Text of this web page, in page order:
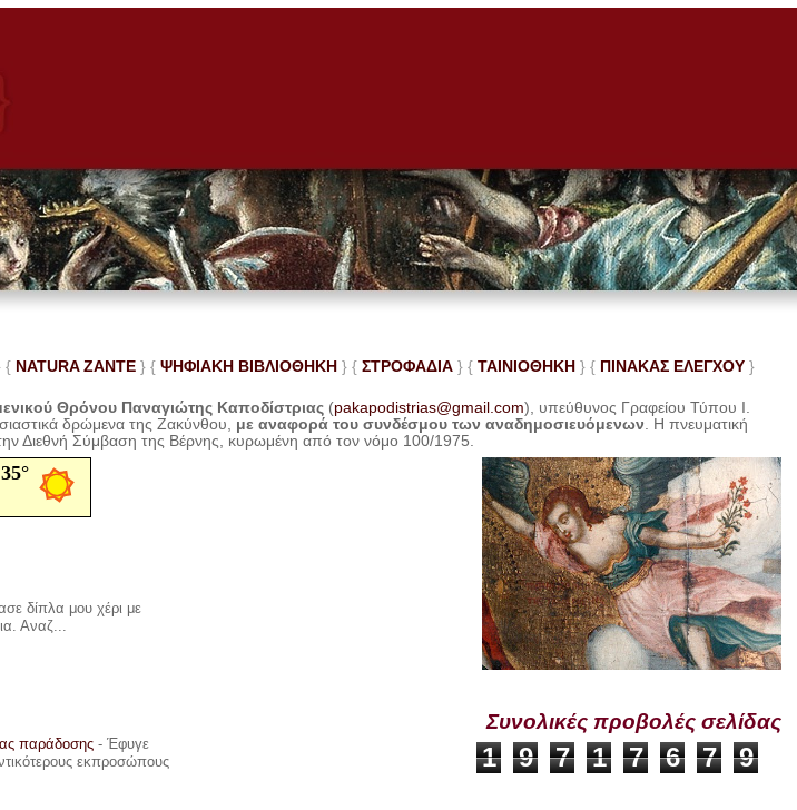
{ NATURA ZANTE} { ΨΗΦΙΑΚΗ ΒΙΒΛΙΟΘΗΚΗ } { ΣΤΡΟΦΑΔΙΑ } { ΤΑΙΝΙΟΘΗΚΗ } { ΠΙΝΑΚΑΣ ΕΛΕΓΧΟΥ}
Θρόνου Παναγιώτης Καποδίστριας (pakapodistrias@gmail.com), υπεύθυνος Γραφείου Τύπου Ι.
δρώμενα της Ζακύνθου, με αναφορά του συνδέσμου των αναδημοσιευόμενων . Ηπνευματική
Διεθνή Σύμβαση της Βέρνης, κυρωμένη από τον νόμο 100/1975.
δίπλα μου χέρι με
Αναζ...
παράδοσης - Έφυγε
εκπροσώπους
Συνολικές προβολές σελίδας
1 9 7 1 7 6 7 9